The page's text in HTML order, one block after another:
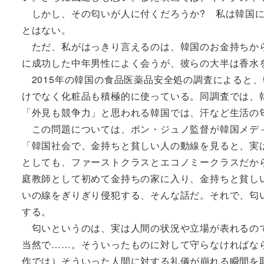
しかし、その匂いが人に付くだろうか? 私は韓国
とはない。
ただ、私がはっきり言えるのは、韓国のお金持ち
に成功した中年男性によく会うが、彼らの大半は香水
2015年の韓国の食品医薬品安全処の調査によると
けでなく化粧品も積極的に使っている。同調査では
「外見も競争力」と思われる韓国では、汗など生活
この問題については、ポン・ジュノ監督が韓国メ
「韓国社会で、金持ちと貧しい人の動線を見ると、
としても、ファーストクラスとエコノミークラスだ
庭教師として初めて金持ちの家に入り、金持ちと貧
いの線をぎりぎり侵犯する、そんな話だ。それで、
する。
匂いというのは、実は人間の状況や立場が表れる
当然で……。そういったものに対して守らなければな
作では）そういった人間に対する礼儀が崩れる瞬間を